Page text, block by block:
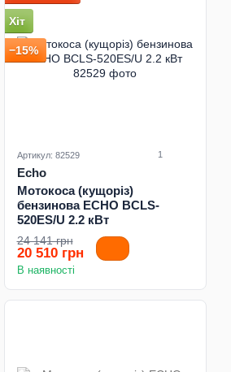
Хіт
−15%
Артикул: 82529 1
Echo
Мотокоса (кущоріз)
бензинова ECHO BCLS-
520ES/U 2.2 кВт
24 141 грн
20 510 грн
В наявності